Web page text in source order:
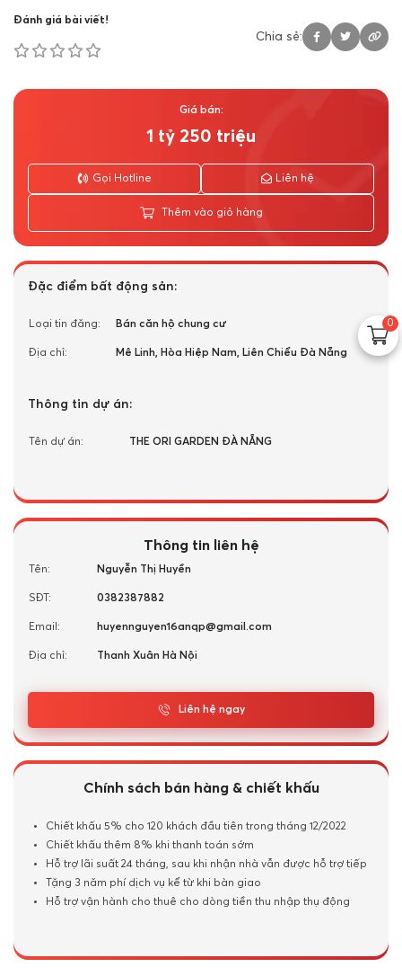
0
Đánh giá bài viết!
Chia sẻ:
Giá bán:
1 tỷ 250 triệu
Gọi Hotline Liên hệ
Thêm vào giỏ hàng
Đặc điểm bất động sản:
Loại tin đăng: Bán căn hộ chung cư
Địa chỉ: Mê Linh, Hòa Hiệp Nam, Liên Chiểu Đà Nẵng
Thông tin dự án:
Tên dự án: THE ORI GARDEN ĐÀ NẴNG
Thông tin liên hệ
Tên: Nguyễn Thị Huyền
SĐT: 0382387882
Email: huyennguyen16anqp@gmail.com
Địa chỉ: Thanh Xuân Hà Nội
Liên hệ ngay
Chính sách bán hàng & chiết khấu
Chiết khấu 5% cho 120 khách đầu tiên trong tháng 12/2022
Chiết khấu thêm 8% khi thanh toán sớm
Hỗ trợ lãi suất 24 tháng, sau khi nhận nhà vẫn được hỗ trợ tiếp
Tặng 3 năm phí dịch vụ kể từ khi bàn giao
Hỗ trợ vận hành cho thuê cho dòng tiền thu nhập thụ động